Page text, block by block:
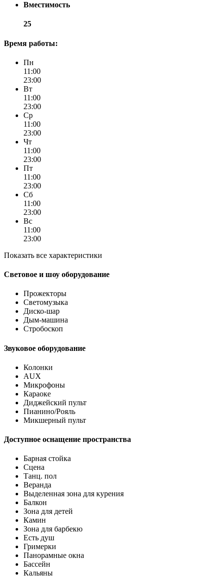
Вместимость
25
Время работы:
Пн
11:00
23:00
Вт
11:00
23:00
Ср
11:00
23:00
Чт
11:00
23:00
Пт
11:00
23:00
Сб
11:00
23:00
Вс
11:00
23:00
Показать все характеристики
Световое и шоу оборудование
Прожекторы
Светомузыка
Диско-шар
Дым-машина
Стробоскоп
Звуковое оборудование
Колонки
AUX
Микрофоны
Караоке
Диджейский пульт
Пианино/Рояль
Микшерный пульт
Доступное оснащение пространства
Барная стойка
Сцена
Танц. пол
Веранда
Выделенная зона для курения
Балкон
Зона для детей
Камин
Зона для барбекю
Есть душ
Гримерки
Панорамные окна
Бассейн
Кальяны